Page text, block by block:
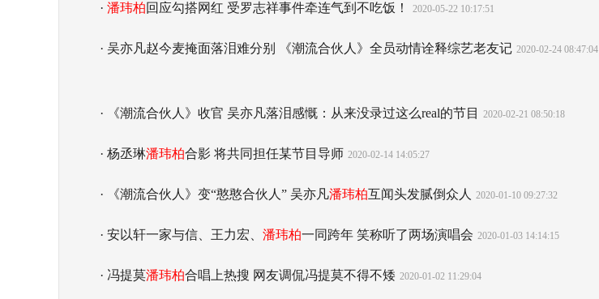
· 潘玮柏回应勾搭网红 受罗志祥事件牵连气到不吃饭！ 2020-05-22 10:17:51
· 吴亦凡赵今麦掩面落泪难分别 《潮流合伙人》全员动情诠释综艺老友记 2020-02-24 08:47:04
· 《潮流合伙人》收官 吴亦凡落泪感慨：从来没录过这么real的节目 2020-02-21 08:50:18
· 杨丞琳潘玮柏合影 将共同担任某节目导师 2020-02-14 14:05:27
· 《潮流合伙人》变“憨憨合伙人” 吴亦凡潘玮柏互闻头发腻倒众人 2020-01-10 09:27:32
· 安以轩一家与信、王力宏、 潘玮柏一同跨年 笑称听了两场演唱会 2020-01-03 14:14:15
· 冯提莫潘玮柏合唱上热搜 网友调侃冯提莫不得不矮 2020-01-02 11:29:04